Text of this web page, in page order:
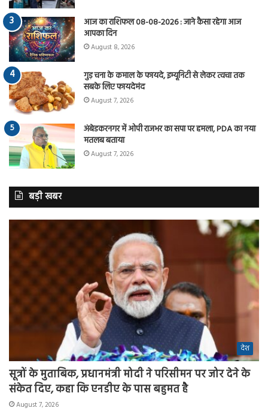
आज का राशिफल 08-08-2026 : जाने कैसा रहेगा आज
आपका दिन
August 8, 2026
गुड़ चना के कमाल के फायदे, इम्यूनिटी से लेकर त्वचा तक
सबके लिए फायदेमंद
August 7, 2026
अंबेडकरनगर में ओपी राजभर का सपा पर हमला, PDA का नया
मतलब बताया
August 7, 2026
बड़ी खबर
देश
सूत्रों के मुताबिक, प्रधानमंत्री मोदी ने परिसीमन पर जोर देने के
संकेत दिए, कहा कि एनडीए के पास बहुमत है
August 7, 2026